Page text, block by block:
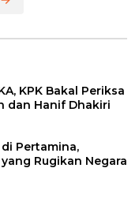
KPK Bakal Periksa
dan Hanif Dhakiri
Pertamina,
Rugikan Negara